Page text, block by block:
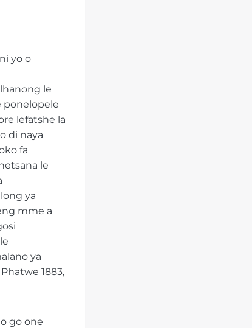
yo o
le
ponelopele
lefatshe la
di naya
fa
le
ya
mme a
ya
1883,
go one